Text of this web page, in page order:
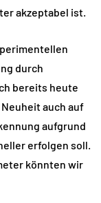
akzeptabel ist.
durch
bereits heute
auch auf
aufgrund
erfolgen soll.
könnten wir